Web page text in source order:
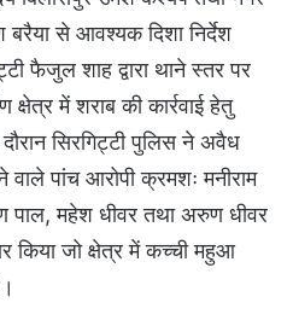
बरैया से आवश्यक दिशा निर्देश
फैजुल शाह द्वारा थाने स्तर पर
में शराब की कार्रवाई हेतु
दौरान सिरगिट्टी पुलिस ने अवैध
वाले पांच आरोपी क्रमशः मनीराम
पाल, महेश धीवर तथा अरुण धीवर
किया जो क्षेत्र में कच्ची महुआ